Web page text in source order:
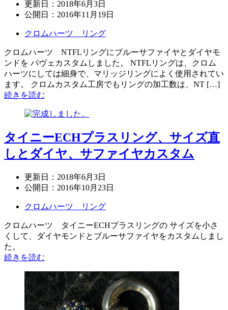
更新日： 2018年6月3日
公開日： 2016年11月19日
クロムハーツ リング
クロムハーツ NTFLリングにブルーサファイヤとダイヤモ
ンドを パヴェカスタムしました。 NTFLリングは、クロム
ハーツにしては細身で、マリッジリングによく使用されてい
ます。 クロムカスタム工房でもリングの加工数は、NT […]
続きを読む
タイニーECHプラスリング、サイズ直
しとダイヤ、サファイヤカスタム
更新日： 2018年6月3日
公開日： 2016年10月23日
クロムハーツ リング
クロムハーツ タイニーECHプラスリングの サイズを小さ
くして、ダイヤモンドとブルーサファイヤをカスタムしまし
た。
続きを読む